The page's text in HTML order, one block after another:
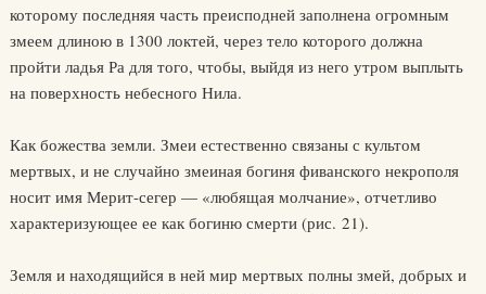
которому последняя часть преисподней заполнена огромным
змеем длиною в 1300 локтей, через тело которого должна
пройти ладья Ра для того, чтобы, выйдя из него утром выплыть
на поверхность небесного Нила.
Как божества земли. Змеи естественно связаны с культом
мертвых, и не случайно змеиная богиня фиванского некрополя
носит имя Мерит-сегер — «любящая молчание», отчетливо
характеризующее ее как богиню смерти (рис. 21).
Земля и находящийся в ней мир мертвых полны змей, добрых и